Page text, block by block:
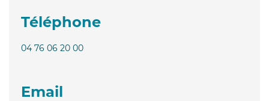
Téléphone
04 76 06 20 00
Email